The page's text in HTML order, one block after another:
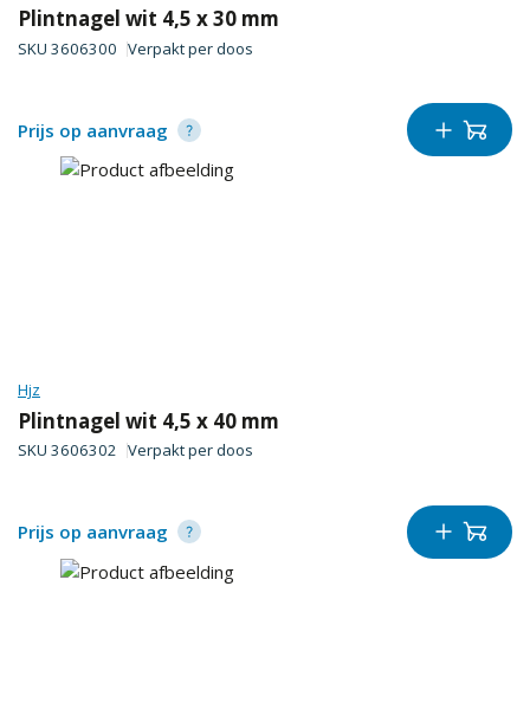
Plintnagel wit 4,5 x 30 mm
SKU 3606300 Verpakt perdoos
Prijs op aanvraag
Hjz
Plintnagel wit 4,5 x 40 mm
SKU 3606302 Verpakt perdoos
Prijs op aanvraag